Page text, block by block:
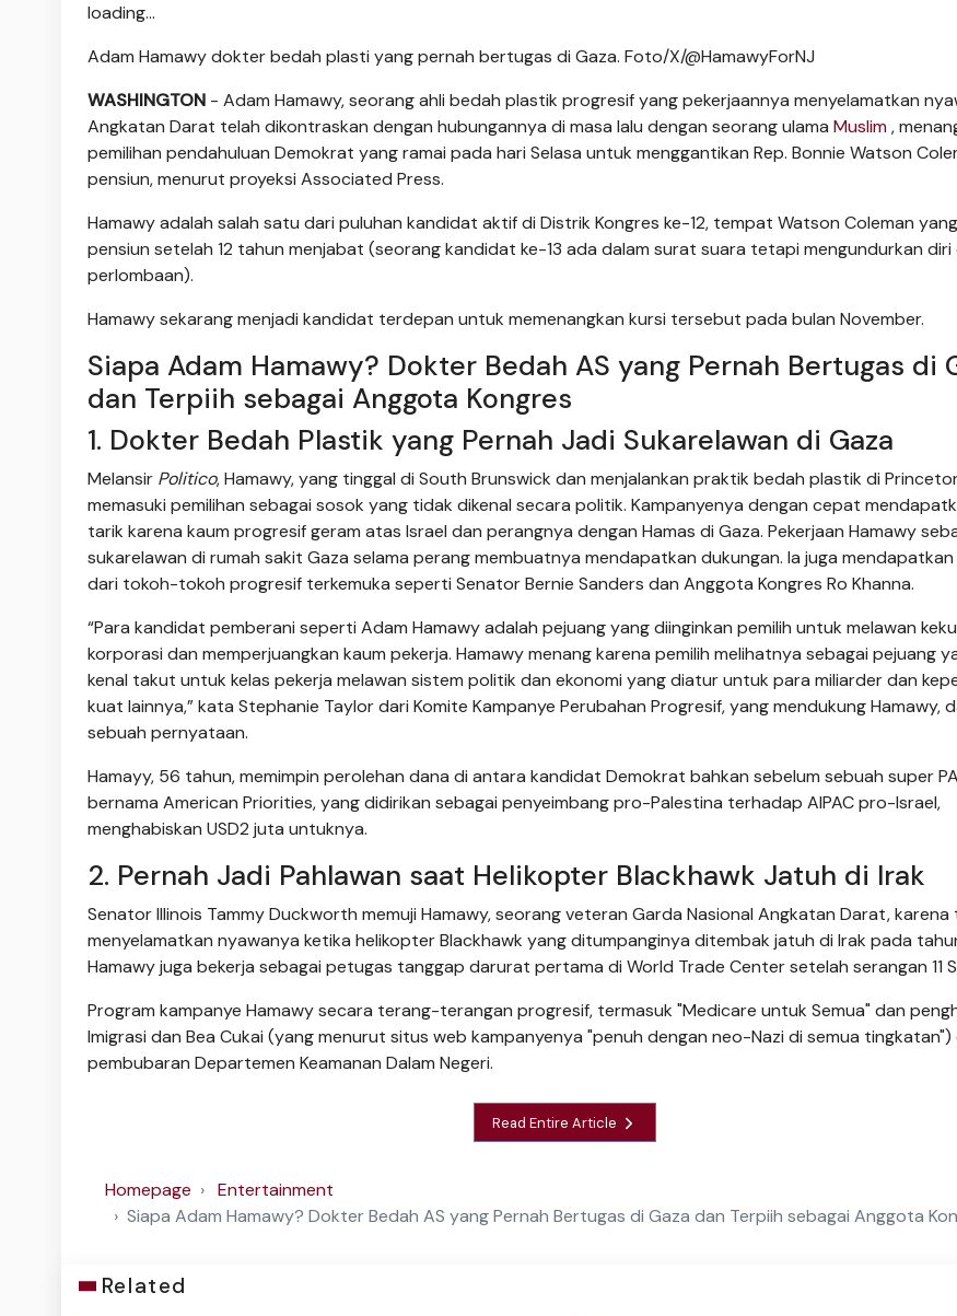
loading...
Adam Hamawy dokter bedah plasti yang pernah bertugas di Gaza. Foto/X/@HamawyForNJ
WASHINGTON - Adam Hamawy, seorang ahli bedah plastik progresif yang pekerjaannya menyelamatkan
Angkatan Darat telah dikontraskan dengan hubungannya di masa lalu dengan seorang ulama Muslim,
pemilihan pendahuluan Demokrat yang ramai pada hari Selasa untuk menggantikan Rep. Bonnie Watson
pensiun, menurut proyeksi Associated Press.
Hamawy adalah salah satu dari puluhan kandidat aktif di Distrik Kongres ke-12, tempat Watson Coleman
pensiun setelah 12 tahun menjabat (seorang kandidat ke-13 ada dalam surat suara tetapi mengundurkan diri
perlombaan).
Hamawy sekarang menjadi kandidat terdepan untuk memenangkan kursi tersebut pada bulan November.
Siapa Adam Hamawy? Dokter Bedah AS yang Pernah Bertugas di
dan Terpiih sebagai Anggota Kongres
1. Dokter Bedah Plastik yang Pernah Jadi Sukarelawan di Gaza
Melansir Politico, Hamawy, yang tinggal di South Brunswick dan menjalankan praktik bedah plastik di
memasuki pemilihan sebagai sosok yang tidak dikenal secara politik. Kampanyenya dengan cepat
tarik karena kaum progresif geram atas Israel dan perangnya dengan Hamas di Gaza. Pekerjaan Hamawy
sukarelawan di rumah sakit Gaza selama perang membuatnya mendapatkan dukungan. Ia juga
dari tokoh-tokoh progresif terkemuka seperti Senator Bernie Sanders dan Anggota Kongres Ro Khanna.
“Para kandidat pemberani seperti Adam Hamawy adalah pejuang yang diinginkan pemilih untuk melawan
korporasi dan memperjuangkan kaum pekerja. Hamawy menang karena pemilih melihatnya sebagai pejuang
kenal takut untuk kelas pekerja melawan sistem politik dan ekonomi yang diatur untuk para miliarder dan
kuat lainnya,” kata Stephanie Taylor dari Komite Kampanye Perubahan Progresif, yang mendukung Hamawy,
sebuah pernyataan.
Hamayy, 56 tahun, memimpin perolehan dana di antara kandidat Demokrat bahkan sebelum sebuah super
bernama American Priorities, yang didirikan sebagai penyeimbang pro-Palestina terhadap AIPAC pro-Israel,
menghabiskan USD2 juta untuknya.
2. Pernah Jadi Pahlawan saat Helikopter Blackhawk Jatuh di Irak
Senator Illinois Tammy Duckworth memuji Hamawy, seorang veteran Garda Nasional Angkatan Darat, karena
menyelamatkan nyawanya ketika helikopter Blackhawk yang ditumpanginya ditembak jatuh di Irak pada
Hamawy juga bekerja sebagai petugas tanggap darurat pertama di World Trade Center setelah serangan 11
Program kampanye Hamawy secara terang-terangan progresif, termasuk "Medicare untuk Semua" dan
Imigrasi dan Bea Cukai (yang menurut situs web kampanyenya "penuh dengan neo-Nazi di semua tingkatan")
pembubaran Departemen Keamanan Dalam Negeri.
Read Entire Article
Homepage
Entertainment
Siapa Adam Hamawy? Dokter Bedah AS yang Pernah Bertugas di Gaza dan Terpiih sebagai Anggota
Related